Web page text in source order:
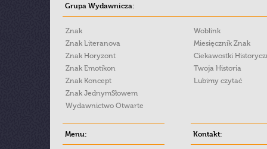
Grupa Wydawnicza:
Znak
Znak Literanova
Znak Horyzont
Znak Emotikon
Znak Koncept
Znak JednymSłowem
Wydawnictwo Otwarte
Woblink
Miesięcznik Znak
Ciekawostki
Twoja Historia
Lubimy czytać
Menu: Kontakt: